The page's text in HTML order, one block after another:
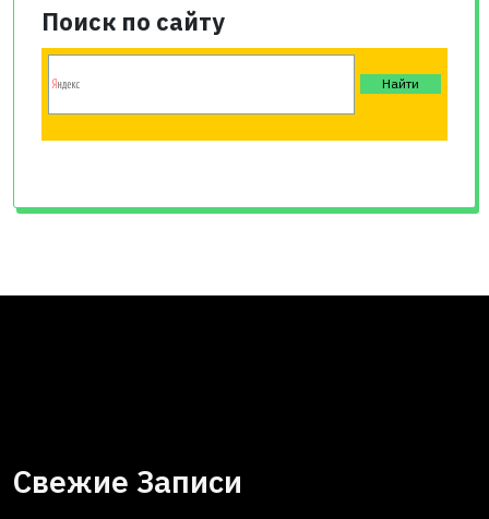
Поиск по сайту
Свежие Записи